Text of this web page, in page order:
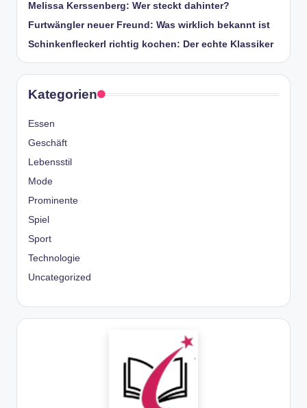
Melissa Kerssenberg: Wer steckt dahinter?
Furtwängler neuer Freund: Was wirklich bekannt ist
Schinkenfleckerl richtig kochen: Der echte Klassiker
Kategorien
Essen
Geschäft
Lebensstil
Mode
Prominente
Spiel
Sport
Technologie
Uncategorized